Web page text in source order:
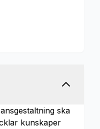
ska
kunskaper